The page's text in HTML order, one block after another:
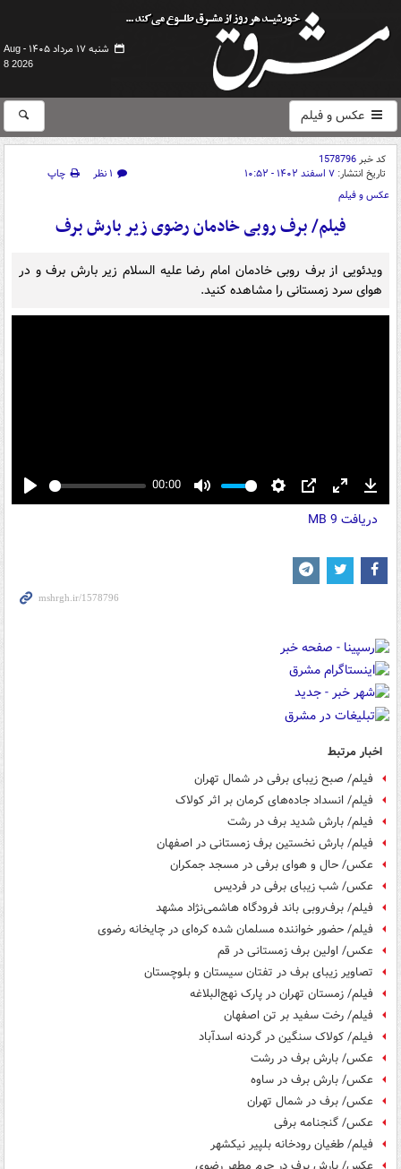
شنبه ۱۷ مرداد ۱۴۰۵ -
Aug
8 2026
عکس و فیلم
کد خبر1578796
تاریخ انتشار: ۷ اسفند ۱۴۰۲ - ۱۰:۵۲ ۱ نظر
چاپ
عکس و فیلم
فیلم/ برف روبی خادمان رضوی زیر بارش برف
ویدئویی از برف روبی خادمان امام رضا علیه السلام زیر بارش برف و در
هوای سرد زمستانی را مشاهده کنید.
Play
00:00
Mute Settings
PIP Enter
fullscreen
دریافت 9 MB
اخبار مرتبط
فیلم/ صبح زیبای برفی در شمال تهران
فیلم/ انسداد جاده‌های کرمان بر اثر کولاک
فیلم/ بارش شدید برف در رشت
فیلم/ بارش نخستین برف زمستانی در اصفهان
عکس/ حال و هوای برفی در مسجد جمکران
عکس/ شب زیبای برفی در فردیس
فیلم/ برف‌روبی باند فرودگاه هاشمی‌نژاد مشهد
فیلم/ حضور خواننده مسلمان شده کره‌ای در چایخانه رضوی
عکس/ اولین برف زمستانی در قم
تصاویر زیبای برف در تفتان سیستان و بلوچستان
فیلم/ زمستان تهران در پارک نهج‌البلاغه
فیلم/ رخت سفید بر تن اصفهان
فیلم/ کولاک سنگین در گردنه اسدآباد
عکس/ بارش برف در رشت
عکس/ بارش برف در ساوه
عکس/ برف در شمال تهران
عکس/ گنجنامه برفی
فیلم/ طغیان رودخانه بلپیر نیکشهر